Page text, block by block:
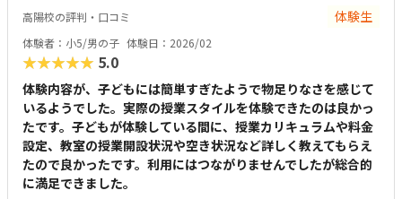
高陽校の評判・口コミ 体験生
体験者：小5/男の子 体験日：2026/02
★★★★★ 5.0
体験内容が、子どもには簡単すぎたようで物足りなさを感じて
いるようでした。実際の授業スタイルを体験できたのは良かっ
たです。子どもが体験している間に、授業カリキュラムや料金
設定、教室の授業開設状況や空き状況など詳しく教えてもらえ
たので良かったです。利用にはつながりませんでしたが総合的
に満足できました。